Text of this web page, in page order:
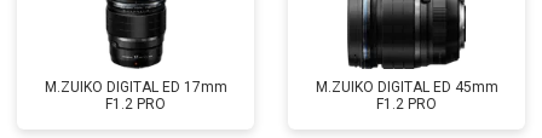
M.ZUIKO DIGITAL ED 17mm
F1.2 PRO
M.ZUIKO DIGITAL ED 45mm
F1.2 PRO